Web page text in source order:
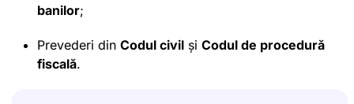
banilor;
Prevederi din Codul civil și Codul de procedură
fiscală.